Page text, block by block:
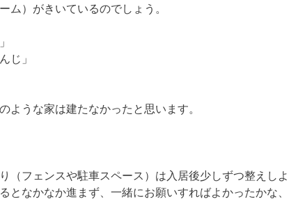
ム）がきいているのでしょう。
じ」
うな家は建たなかったと思います。
（フェンスや駐車スペース）は入居後少しずつ整えしよ
となかなか進まず、一緒にお願いすればよかったかな、